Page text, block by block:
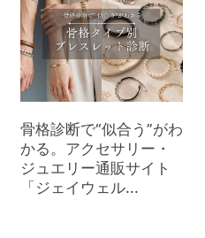
骨格診断で“似合う”がわ
かる。アクセサリー・
ジュエリー通販サイト
「ジェイウェル...